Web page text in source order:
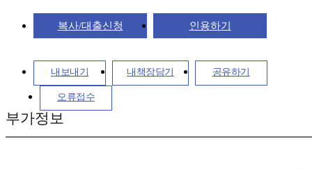
복사/대출신청 인용하기
내보내기 내책장담기 공유하기
오류접수
부가정보